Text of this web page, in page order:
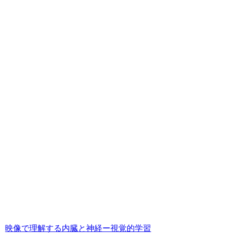
映像で理解する内臓と神経ー視覚的学習